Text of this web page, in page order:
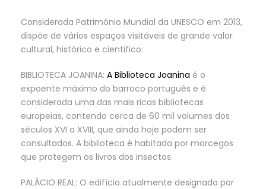
Considerada Património Mundial da UNESCO em 2013,
dispõe de vários espaços visitáveis de grande valor
cultural, histórico e cientifico:
BIBLIOTECA JOANINA: A Biblioteca Joanina é o
expoente máximo do barroco português e é
considerada uma das mais ricas bibliotecas
europeias, contendo cerca de 60 mil volumes dos
séculos XVI a XVIII, que ainda hoje podem ser
consultados. A biblioteca é habitada por morcegos
que protegem os livros dos insectos.
PALÁCIO REAL: O edifício atualmente designado por